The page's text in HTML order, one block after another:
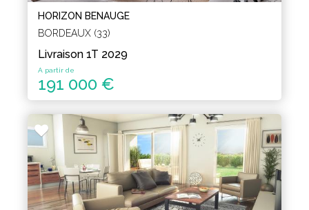
HORIZON BENAUGE
BORDEAUX (33)
Livraison 1T 2029
A partir de
191 000 €